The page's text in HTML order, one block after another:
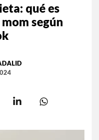
qué es
según